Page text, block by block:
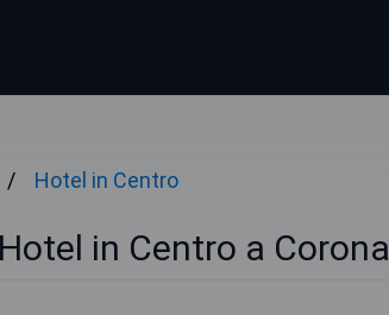
Hotel in Centro
Hotel in Centro a Corona